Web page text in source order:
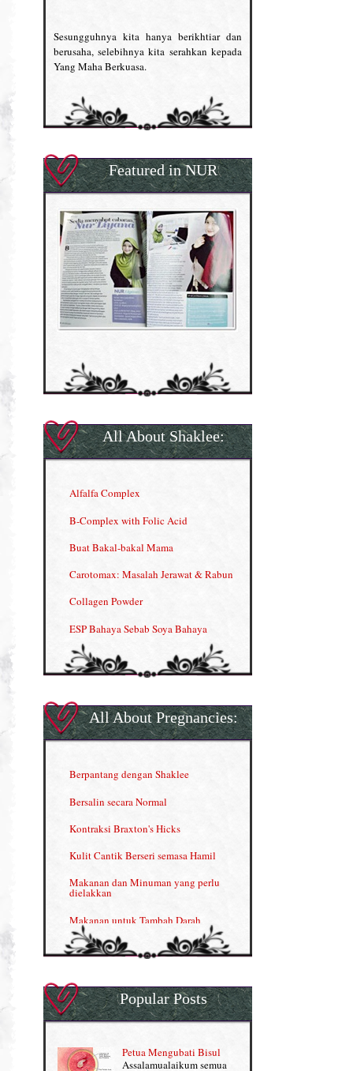
Sesungguhnya kita hanya berikhtiar dan
berusaha, selebihnya kita serahkan kepada
Yang Maha Berkuasa.
Featured in NUR
All About Shaklee:
Alfalfa Complex
B-Complex with Folic Acid
Buat Bakal-bakal Mama
Carotomax: Masalah Jerawat & Rabun
Collagen Powder
ESP Bahaya Sebab Soya Bahaya
ESP Produk Shaklee Paling HOT
Gla Complex (II)
Herbal Blend the Magic Cream
Nutrisi untuk Ikhtiar Hamil
OMEGA GUARD
Omega Guard: EPA & DHA for kids
OSTEMATRIX
Pantang Larang dalam Pengambilan
Vitamin
Penjagaan Rambut: Prosante Hair Care
All About Pregnancies:
Berpantang dengan Shaklee
Bersalin secara Normal
Kontraksi Braxton's Hicks
Kulit Cantik Berseri semasa Hamil
Makanan dan Minuman yang perlu
dielakkan
Makanan untuk Tambah Darah
Masalah HB rendah?
Normal VS Czer
Pemakanan Semasa Hamil
Penyusuan Bayi
Popular Posts
Petua Mengubati Bisul
Assalamualaikum semua